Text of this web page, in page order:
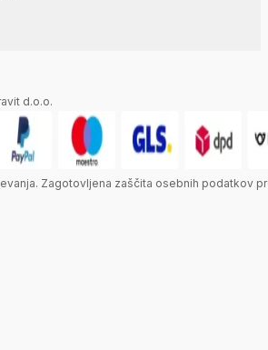
d.o.o.
Zagotovljena zaščita osebnih podatkov